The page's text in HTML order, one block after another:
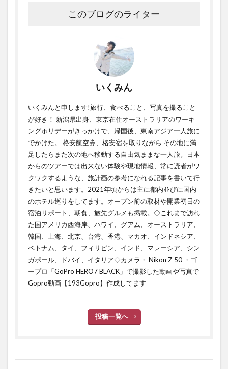
このブログのライター
いくみん
いくみんと申します!旅行、食べること、写真を撮ること
が好き！ 新潟県出身、東京在住オーストラリアのワーキ
ングホリデーがきっかけで、帰国後、東南アジア一人旅に
でかけた。 格安航空券、格安宿を取りながら その地に満
足したらまた次の地へ移動する自由気ままな一人旅。日本
からのツアーでは出来ない体験や現地情報、常に読者がワ
クワクするような、旅計画の参考になれる記事を書いて行
きたいと思います。2021年頃からは主に都内並びに国内
のホテル巡りをしてます。オープン前の取材や開業初日の
宿泊リポート、朝食、旅先グルメも掲載。◇これまで訪れ
た国アメリカ西海岸、ハワイ、グアム、オーストラリア、
韓国、上海、北京、台湾、香港、マカオ、インドネシア、
ベトナム、タイ、フィリピン、インド、マレーシア、シン
ガポール、ドバイ、イタリア◇カメラ・ Nikon Z 50 ・ゴ
ープロ「GoPro HERO7 BLACK」で撮影した動画や写真で
Gopro動画【193Gopro】作成してます
投稿一覧へ